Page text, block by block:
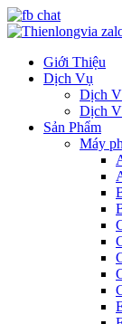
Giới Thiệu
Dịch Vụ
Dịch
Dịch
Sản Phẩm
Máy